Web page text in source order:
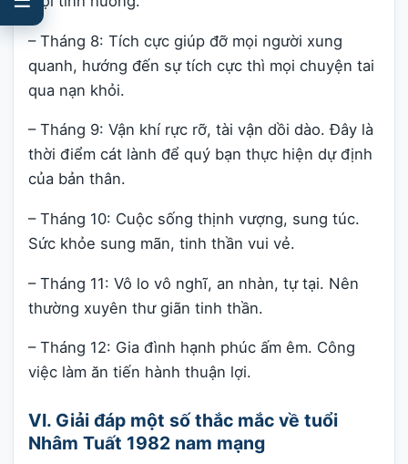
– Tháng 8: Tích cực giúp đỡ mọi người xung
quanh, hướng đến sự tích cực thì mọi chuyện tai
qua nạn khỏi.
– Tháng 9: Vận khí rực rỡ, tài vận dồi dào. Đây là
thời điểm cát lành để quý bạn thực hiện dự định
của bản thân.
– Tháng 10: Cuộc sống thịnh vượng, sung túc.
Sức khỏe sung mãn, tinh thần vui vẻ.
– Tháng 11: Vô lo vô nghĩ, an nhàn, tự tại. Nên
thường xuyên thư giãn tinh thần.
– Tháng 12: Gia đình hạnh phúc ấm êm. Công
việc làm ăn tiến hành thuận lợi.
VI. Giải đáp một số thắc mắc về tuổi
Nhâm Tuất 1982 nam mạng